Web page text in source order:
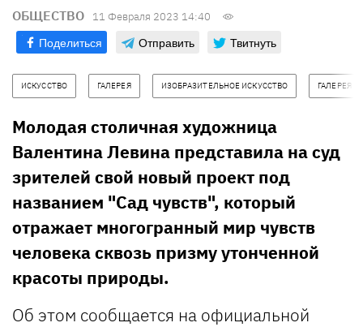
ОБЩЕСТВО 11 Февраля 2023 14:40
Поделиться Отправить Твитнуть
ИСКУССТВО ГАЛЕРЕЯ ИЗОБРАЗИТЕЛЬНОЕ ИСКУССТВО ГАЛЕРЕЯ
Молодая столичная художница
Валентина Левина представила на суд
зрителей свой новый проект под
названием "Сад чувств", который
отражает многогранный мир чувств
человека сквозь призму утонченной
красоты природы.
Об этом сообщается на официальной